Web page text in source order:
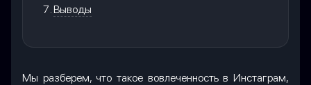
Выводы
Мы разберем, что такое вовлеченность в Инстаграм,